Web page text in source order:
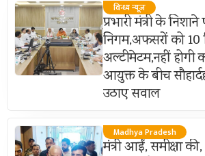
विन्ध्य न्यूज़
प्रभारी मंत्री के
निगम,अफसरों को 10
अल्टीमेटम,नहीं होगी
आयुक्त के बीच
उठाए सवाल
Madhya Pradesh
मंत्री आईं, समीक्षा